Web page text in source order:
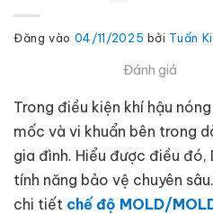
Đăng vào 04/11/2025 bởi Tuấn
Đánh giá
Trong điều kiện khí hậu
mốc và vi khuẩn bên trong
gia đình. Hiểu được điều
tính năng bảo vệ chuyên
chi tiết chế độ MOLD/